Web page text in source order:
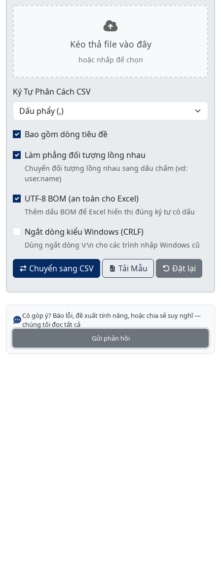
Kéo thả file vào đây
hoặc nhấp để chọn
Ký Tự Phân Cách CSV
Bao gồm dòng tiêu đề
Làm phẳng đối tượng lồng nhau
Chuyển đối tượng lồng nhau sang dấu chấm (vd:
user.name)
UTF-8 BOM (an toàn cho Excel)
Thêm dấu BOM để Excel hiển thị đúng ký tự có dấu
Ngắt dòng kiểu Windows (CRLF)
Dùng ngắt dòng \r\n cho các trình nhập Windows cũ
Chuyển sang CSV Tải Mẫu Đặt lại
Có góp ý? Báo lỗi, đề xuất tính năng, hoặc chia sẻ suy nghĩ —
chúng tôi đọc tất cả
Gửi phản hồi